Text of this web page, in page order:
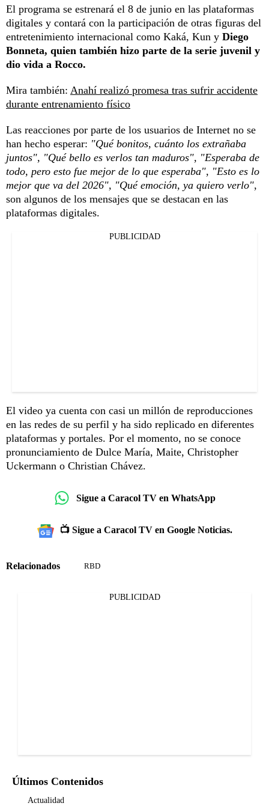
El programa se estrenará el 8 de junio en las plataformas
digitales y contará con la participación de otras figuras del
entretenimiento internacional como Kaká, Kun y Diego
Bonneta, quien también hizo parte de la serie juvenil y
dio vida a Rocco.
Mira también: Anahí realizó promesa tras sufrir accidente
durante entrenamiento físico
Las reacciones por parte de los usuarios de Internet no se
han hecho esperar: "Qué bonitos, cuánto los extrañaba
juntos", "Qué bello es verlos tan maduros", "Esperaba de
todo, pero esto fue mejor de lo que esperaba", "Esto es lo
mejor que va del 2026", "Qué emoción, ya quiero verlo",
son algunos de los mensajes que se destacan en las
plataformas digitales.
PUBLICIDAD
El video ya cuenta con casi un millón de reproducciones
en las redes de su perfil y ha sido replicado en diferentes
plataformas y portales. Por el momento, no se conoce
pronunciamiento de Dulce María, Maite, Christopher
Uckermann o Christian Chávez.
Sigue a Caracol TV en WhatsApp
📺 Sigue a Caracol TV en Google Noticias.
Relacionados RBD
PUBLICIDAD
Últimos Contenidos
Actualidad